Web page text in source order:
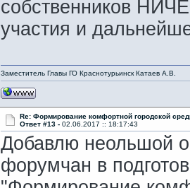
собственников
участия и
Заместитель Главы ГО Краснотурьинск Катаев А.В.
Re: Формирование комфортной городской
Ответ #13 - 02.06.2017 :: 18:17:43
Добавлю неольшой
форумчан в